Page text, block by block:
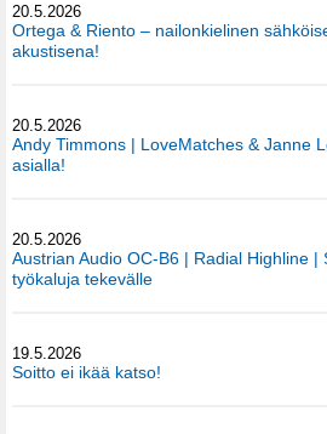
20.5.2026
Ortega & Riento – nailonkielinen
akustisena!
20.5.2026
Andy Timmons | LoveMatches & Janne
asialla!
20.5.2026
Austrian Audio OC-B6 | Radial Highline
työkaluja tekevälle
19.5.2026
Soitto ei ikää katso!